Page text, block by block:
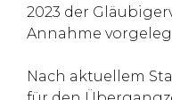
2023 der
Annahme
Nach aktuellem